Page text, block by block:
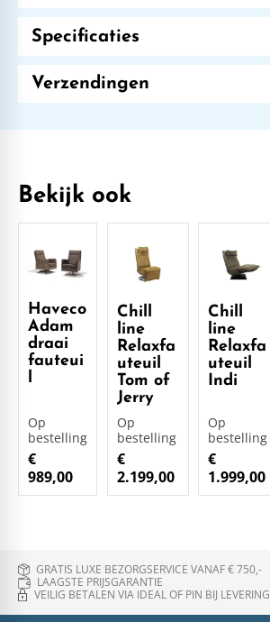
Specificaties
Verzendingen
Bekijk ook
Haveco
Adam
draai
fauteui
l
Op
bestelling
€
989,00
Chill
line
Relaxfa
uteuil
Tom of
Jerry
Op
bestelling
€
2.199,00
Chill
line
Relaxfa
uteuil
Indi
Op
bestelling
€
1.999,00
GRATIS LUXE BEZORGSERVICE VANAF € 750,-
LAAGSTE PRIJSGARANTIE
VEILIG BETALEN VIA IDEAL OF PIN BIJ LEVERING